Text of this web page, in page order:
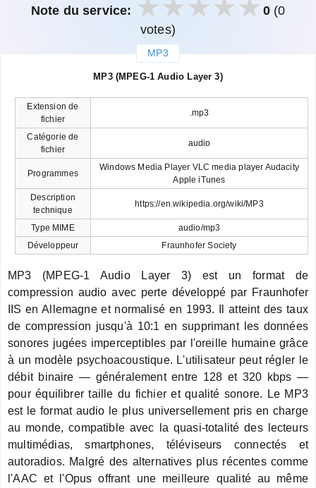
Note du service: 0(0
votes)
MP3
MP3 (MPEG-1 Audio Layer 3)
Extension de
fichier
.mp3
Catégorie de
fichier
audio
Programmes
Windows Media Player VLC media player Audacity
Apple iTunes
Description
technique
https://en.wikipedia.org/wiki/MP3
Type MIME
audio/mp3
Développeur
Fraunhofer Society
MP3 (MPEG-1 Audio Layer 3) est un format de
compression audio avec perte développé par Fraunhofer
IIS en Allemagne et normalisé en 1993. Il atteint des taux
de compression jusqu'à 10:1 en supprimant les données
sonores jugées imperceptibles par l'oreille humaine grâce
à un modèle psychoacoustique. L'utilisateur peut régler le
débit binaire — généralement entre 128 et 320 kbps —
pour équilibrer taille du fichier et qualité sonore. Le MP3
est le format audio le plus universellement pris en charge
au monde, compatible avec la quasi-totalité des lecteurs
multimédias, smartphones, téléviseurs connectés et
autoradios. Malgré des alternatives plus récentes comme
l'AAC et l'Opus offrant une meilleure qualité au même